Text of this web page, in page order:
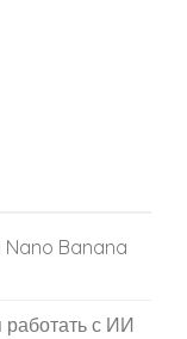
Nano Banana
работать с ИИ